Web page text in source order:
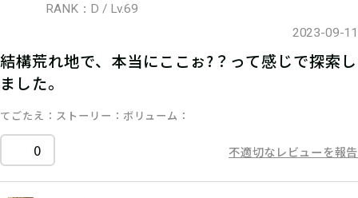
RANK：D / Lv.69
2023-09-11
結構荒れ地で、本当にここぉ?？って感じで探索し
ました。
てごたえ ストーリー ボリューム
0 不適切なレビューを報告